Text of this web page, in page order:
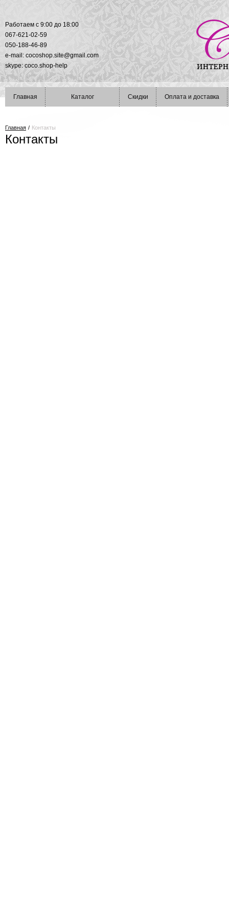
Работаем с 9:00 до 18:00
067-621-02-59
050-188-46-89
e-mail: cocoshop.site@gmail.com
skype: coco.shop-help
Главная Каталог Скидки Оплата и доставка
Главная / Контакты
Контакты